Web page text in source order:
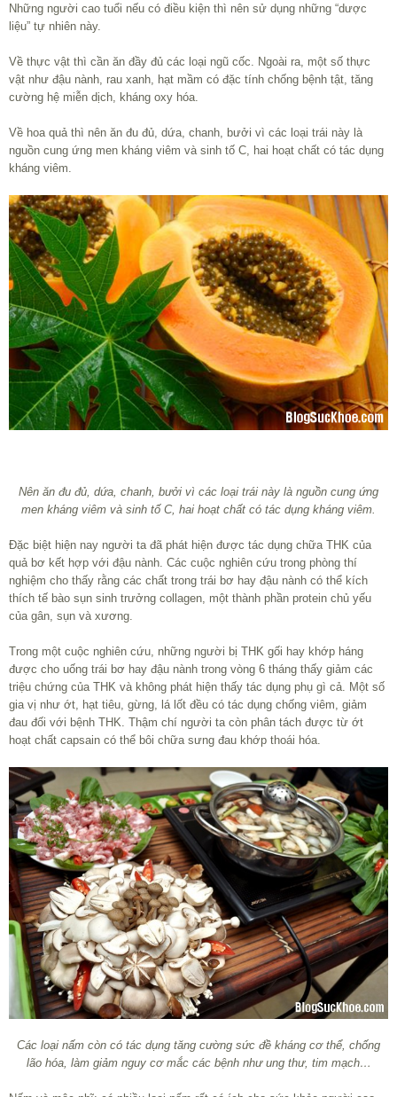
Những người cao tuổi nếu có điều kiện thì nên sử dụng những “dược
liệu” tự nhiên này.
Về thực vật thì cần ăn đầy đủ các loại ngũ cốc. Ngoài ra, một số thực
vật như đậu nành, rau xanh, hạt mầm có đặc tính chống bệnh tật, tăng
cường hệ miễn dịch, kháng oxy hóa.
Về hoa quả thì nên ăn đu đủ, dứa, chanh, bưởi vì các loại trái này là
nguồn cung ứng men kháng viêm và sinh tố C, hai hoạt chất có tác dụng
kháng viêm.
Nên ăn đu đủ, dứa, chanh, bưởi vì các loại trái này là nguồn cung ứng
men kháng viêm và sinh tố C, hai hoạt chất có tác dụng kháng viêm.
Đặc biệt hiện nay người ta đã phát hiện được tác dụng chữa THK của
quả bơ kết hợp với đậu nành. Các cuộc nghiên cứu trong phòng thí
nghiệm cho thấy rằng các chất trong trái bơ hay đậu nành có thể kích
thích tế bào sụn sinh trưởng collagen, một thành phần protein chủ yếu
của gân, sụn và xương.
Trong một cuộc nghiên cứu, những người bị THK gối hay khớp háng
được cho uống trái bơ hay đậu nành trong vòng 6 tháng thấy giảm các
triệu chứng của THK và không phát hiện thấy tác dụng phụ gì cả. Một số
gia vị như ớt, hạt tiêu, gừng, lá lốt đều có tác dụng chống viêm, giảm
đau đối với bệnh THK. Thậm chí người ta còn phân tách được từ ớt
hoạt chất capsain có thể bôi chữa sưng đau khớp thoái hóa.
Các loại nấm còn có tác dụng tăng cường sức đề kháng cơ thể, chống
lão hóa, làm giảm nguy cơ mắc các bệnh như ung thư, tim mạch…